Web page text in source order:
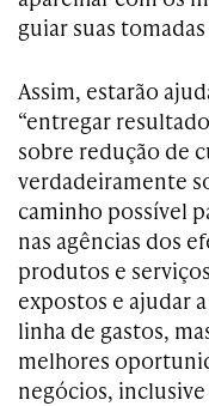
guiar suas
Assim, estarão
“entregar
sobre redução de
verdadeiramente
caminho possível
nas agências dos
produtos e
expostos e ajudar
linha de gastos,
melhores
negócios,